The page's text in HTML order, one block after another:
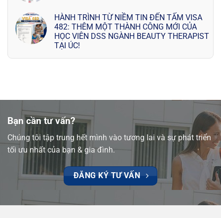
HÀNH TRÌNH TỪ NIỀM TIN ĐẾN TẤM VISA
482: THÊM MỘT THÀNH CÔNG MỚI CỦA
HỌC VIÊN DSS NGÀNH BEAUTY THERAPIST
TẠI ÚC!
Bạn cần tư vấn?
Chúng tôi tập trung hết mình vào tương lai và sự phát triển
tối ưu nhất của bạn & gia đình.
ĐĂNG KÝ TƯ VẤN